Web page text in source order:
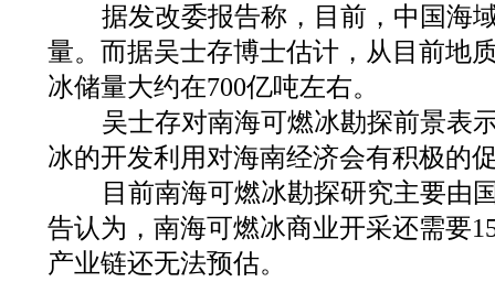
据发改委报告称，目前，中国海
量。而据吴士存博士估计，从目前地
冰储量大约在700亿吨左右。
吴士存对南海可燃冰勘探前景表
冰的开发利用对海南经济会有积极的
目前南海可燃冰勘探研究主要由
告认为，南海可燃冰商业开采还需要
产业链还无法预估。